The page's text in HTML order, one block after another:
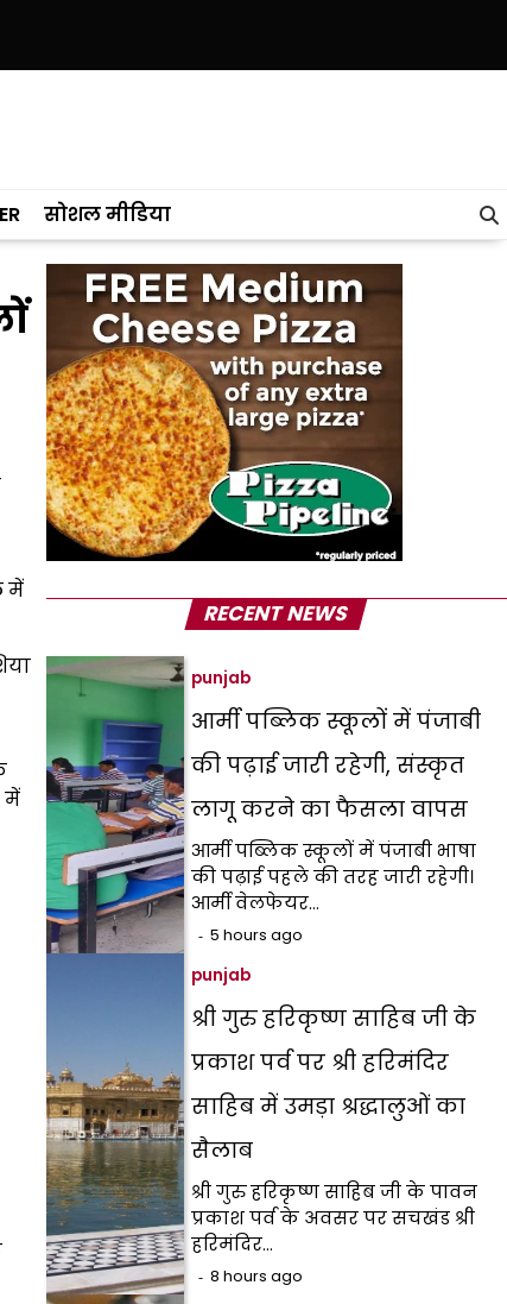
सोशल मीडिया
में
में
RECENT NEWS
punjab
आर्मी पब्लिक स्कूलों में पंजाबी
की पढ़ाई जारी रहेगी, संस्कृत
लागू करने का फैसला वापस
आर्मी पब्लिक स्कूलों में पंजाबी भाषा
की पढ़ाई पहले की तरह जारी रहेगी।
आर्मी वेलफेयर…
5 hours ago
punjab
श्री गुरु हरिकृष्ण साहिब जी के
प्रकाश पर्व पर श्री हरिमंदिर
साहिब में उमड़ा श्रद्धालुओं का
सैलाब
श्री गुरु हरिकृष्ण साहिब जी के पावन
प्रकाश पर्व के अवसर पर सचखंड श्री
हरिमंदिर…
8 hours ago